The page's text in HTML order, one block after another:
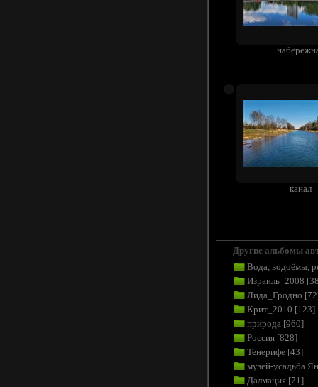
канал
Другие альбомы
Вода, водоёмы,
Израиль_2008
Лида_Гродно
Крит_2010 [123]
природа[960]
Россия[828]
Тенерифе[43]
музей-усадьба
Далмация[71]